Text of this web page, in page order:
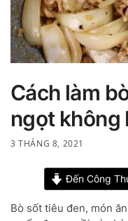
Cách làm
ngọt không
3 THÁNG 8, 2021
Đến Công
Bò sốt tiêu đen, món